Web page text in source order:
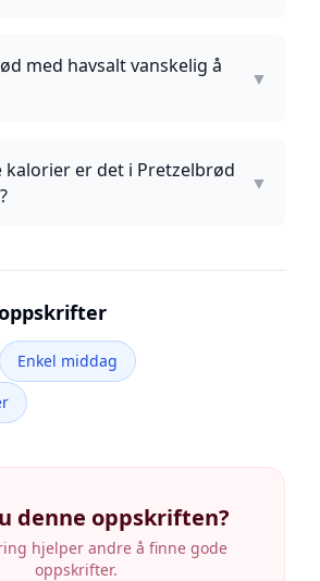
med havsalt vanskelig å
▼
kalorier er det i Pretzelbrød
▼
Enkel middag
denne oppskriften?
hjelper andre å finne gode
oppskrifter.